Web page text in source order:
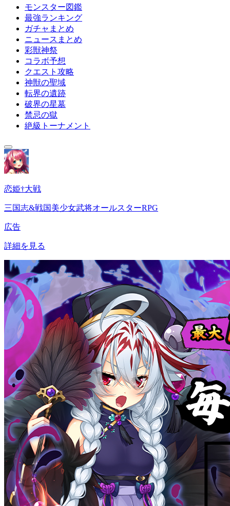
モンスター図鑑
最強ランキング
ガチャまとめ
ニュースまとめ
彩獣神祭
コラボ予想
クエスト攻略
神獣の聖域
転界の遺跡
破界の星墓
禁忌の獄
絶級トーナメント
恋姫†大戦
三国志&戦国美少女武将オールスターRPG
広告
詳細を見る